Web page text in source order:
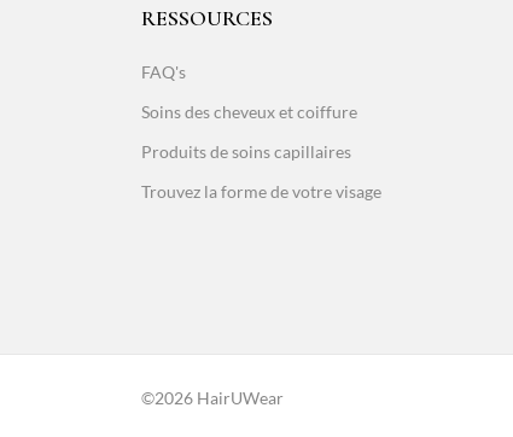
RESSOURCES
FAQ's
Soins des cheveux et coiffure
Produits de soins capillaires
Trouvez la forme de votre visage
©2026 HairUWear